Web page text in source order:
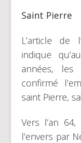
Saint Pierre
L’article de
indique
années, les
confirmé
saint Pierre,
Vers l’an
l’envers par